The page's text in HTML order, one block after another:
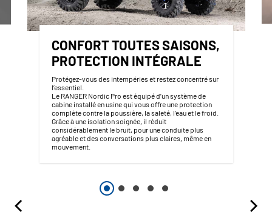
CONFORT TOUTES SAISONS,
PROTECTION INTÉGRALE
Protégez-vous des intempéries et restez concentré sur
l’essentiel.
Le RANGER Nordic Pro est équipé d’un système de
cabine installé en usine qui vous offre une protection
complète contre la poussière, la saleté, l’eau et le froid.
Grâce à une isolation soignée, il réduit
considérablement le bruit, pour une conduite plus
agréable et des conversations plus claires, même en
mouvement.